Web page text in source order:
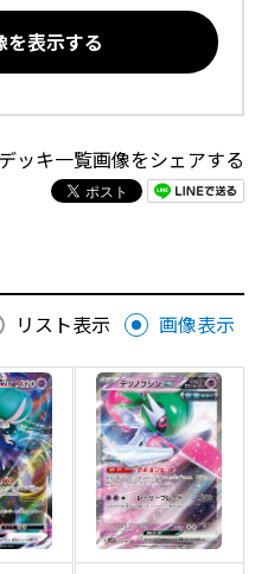
を表示する
デッキ一覧画像をシェアする
リスト表示 画像表示